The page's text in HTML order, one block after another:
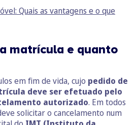
Quais as vantagens e o que
matrícula e quanto
em fim de vida, cujo pedido de
deve ser efetuado pelo
autorizado. Em todos
solicitar o cancelamento num